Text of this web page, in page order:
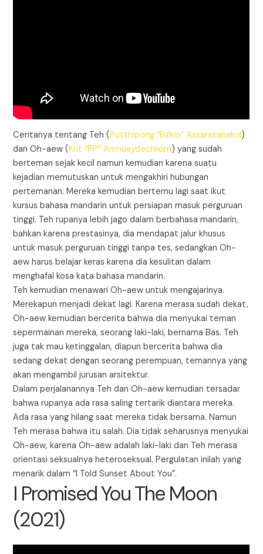
Ceritanya tentang Teh (Putthipong “Billkin” Assaratanakul)
dan Oh-aew (Krit “PP” Amnuaydechkorn) yang sudah
berteman sejak kecil namun kemudian karena suatu
kejadian memutuskan untuk mengakhiri hubungan
pertemanan. Mereka kemudian bertemu lagi saat ikut
kursus bahasa mandarin untuk persiapan masuk perguruan
tinggi. Teh rupanya lebih jago dalam berbahasa mandarin,
bahkan karena prestasinya, dia mendapat jalur khusus
untuk masuk perguruan tinggi tanpa tes, sedangkan Oh-
aew harus belajar keras karena dia kesulitan dalam
menghafal kosa kata bahasa mandarin.
Teh kemudian menawari Oh-aew untuk mengajarinya.
Merekapun menjadi dekat lagi. Karena merasa sudah dekat,
Oh-aew kemudian bercerita bahwa dia menyukai teman
sepermainan mereka, seorang laki-laki, bernama Bas. Teh
juga tak mau ketinggalan, diapun bercerita bahwa dia
sedang dekat dengan seorang perempuan, temannya yang
akan mengambil jurusan arsitektur.
Dalam perjalanannya Teh dan Oh-aew kemudian tersadar
bahwa rupanya ada rasa saling tertarik diantara mereka.
Ada rasa yang hilang saat mereka tidak bersama. Namun
Teh merasa bahwa itu salah. Dia tidak seharusnya menyukai
Oh-aew, karena Oh-aew adalah laki-laki dan Teh merasa
orientasi seksualnya heteroseksual. Pergulatan inilah yang
menarik dalam “I Told Sunset About You”.
I Promised You The Moon
(2021)